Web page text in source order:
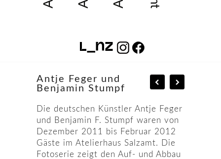
Antje Feger und
Benjamin Stumpf
Die deutschen Künstler Antje Feger
und Benjamin F. Stumpf waren von
Dezember 2011 bis Februar 2012
Gäste im Atelierhaus Salzamt. Die
Fotoserie zeigt den Auf- und Abbau